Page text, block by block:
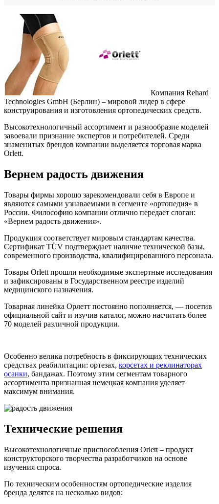
Компания Rehard
Technologies GmbH (Берлин) – мировой лидер в сфере
конструирования и изготовления ортопедических средств.
Высокотехнологичный ассортимент и разнообразие моделей
завоевали признание экспертов и потребителей. Среди
знаменитых брендов компании выделяется торговая марка
Orlett.
Вернем радость движения
Товары фирмы хорошо зарекомендовали себя в Европе и
являются самыми узнаваемыми в сегменте «ортопедия» в
России. Философию компании отлично передает слоган:
«Вернем радость движения».
Продукция соответствует мировым стандартам качества.
Сертификат TÜV подтверждает наличие технической базы,
современного производства, квалифицированного персонала.
Товары Orlett прошли необходимые экспертные исследования
и зафиксированы в Государственном реестре изделий
медицинского назначения.
Товарная линейка Орлетт постоянно пополняется, — посетив
официальной сайт и изучив каталог, можно насчитать более
70 моделей различной продукции.
Особенно велика потребность в фиксирующих технических
средствах реабилитации: ортезах, корсетах и реклинаторах
осанки, бандажах. Поэтому этим сегментам товарного
ассортимента признанная немецкая компания уделяет
максимум внимания.
Технические решения
Высокотехнологичные приспособления Orlett – продукт
конструкторского творчества разработчиков на основе
изучения спроса.
По техническим особенностям ортопедические изделия
бренда делятся на несколько видов: